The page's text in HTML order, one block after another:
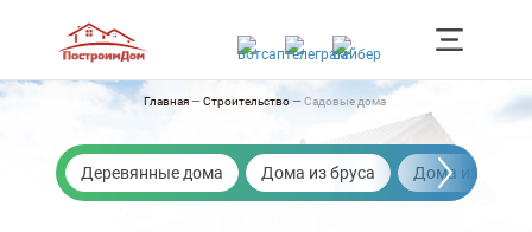
Главная—Строительство—Садовые дома
Деревянные дома Дома из бруса Дома из